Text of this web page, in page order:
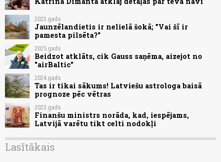
2023.gads
Jaunzēlandietis ir nelielā šokā; "Vai šī ir
pamesta pilsēta?"
2025.gads
Beidzot atklāts, cik Gauss saņēma, aizejot no
"airBaltic"
2024.gads
Tas ir tikai sākums! Latviešu astrologa baisā
prognoze pēc vētras
2023.gads
Finanšu ministrs norāda, kad, iespējams,
Latvijā varētu tikt celti nodokļi
Lasītākais